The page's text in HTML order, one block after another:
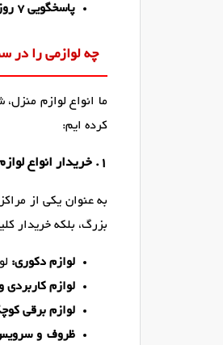
پاسخگویی ۷ روز هفته:
چه لوازمی را در
ما انواع لوازم
کرده ایم:
1. خریدار انواع لوازم منزل
به عنوان یکی از
بزرگ، بلکه خریدار
لوازم دکوری:
لوازم کاربردی
لوازم برقی
ظروف و